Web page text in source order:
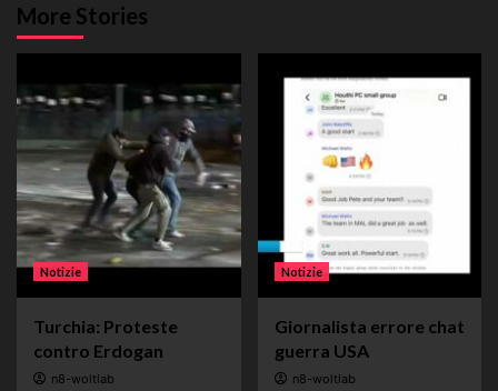
More Stories
Notizie
Turchia: Proteste
contro Erdogan
n8-woltlab
Notizie
Giornalista errore chat
guerra USA
n8-woltlab